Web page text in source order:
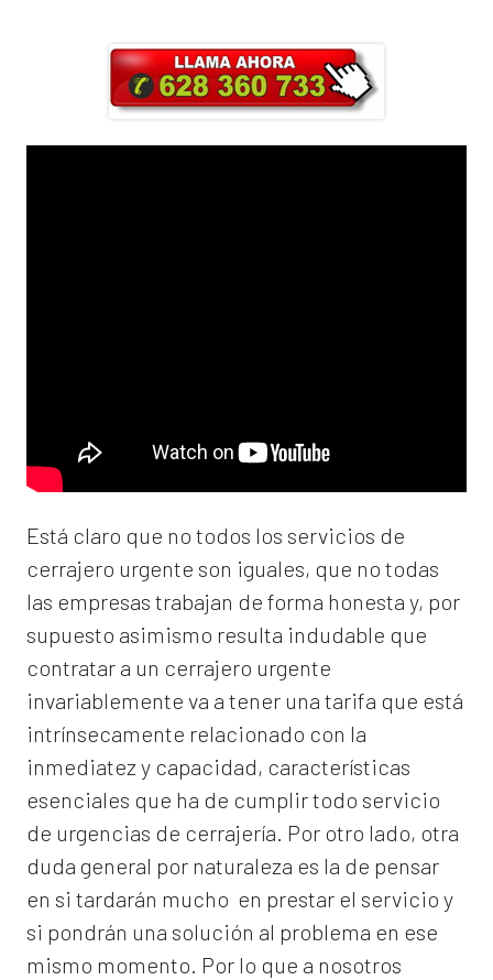
Está claro que no todos los servicios de
cerrajero urgente son iguales, que no todas
las empresas trabajan de forma honesta y, por
supuesto asimismo resulta indudable que
contratar a un cerrajero urgente
invariablemente va a tener una tarifa que está
intrínsecamente relacionado con la
inmediatez y capacidad, características
esenciales que ha de cumplir todo servicio
de urgencias de cerrajería. Por otro lado, otra
duda general por naturaleza es la de pensar
en si tardarán mucho en prestar el servicio y
si pondrán una solución al problema en ese
mismo momento. Por lo que a nosotros